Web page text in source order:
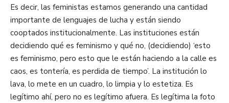
Es decir, las feministas estamos generando una cantidad
importante de lenguajes de lucha y están siendo
cooptados institucionalmente. Las instituciones están
decidiendo qué es feminismo y qué no, (decidiendo) ‘esto
es feminismo, pero esto que le están haciendo a la calle es
caos, es tontería, es perdida de tiempo’. La institución lo
lava, lo mete en un cuadro, lo limpia y lo estetiza. Es
legítimo ahí, pero no es legítimo afuera. Es legítima la foto